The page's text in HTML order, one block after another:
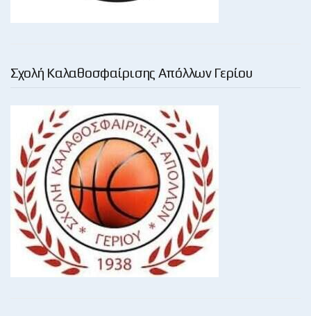
Σχολή Καλαθοσφαίρισης Απόλλων Γερίου